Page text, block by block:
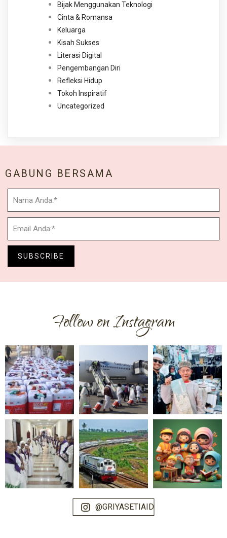
Bijak Menggunakan Teknologi
Cinta & Romansa
Keluarga
Kisah Sukses
Literasi Digital
Pengembangan Diri
Refleksi Hidup
Tokoh Inspiratif
Uncategorized
GABUNG BERSAMA
SUBSCRIBE
Follow on Instagram
@GRIYASETIAID